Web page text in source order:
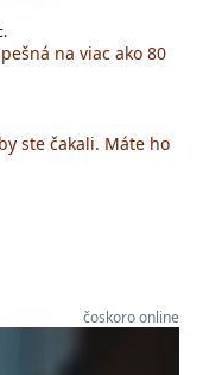
na viac ako 80
ste čakali. Máte ho
čoskoro online